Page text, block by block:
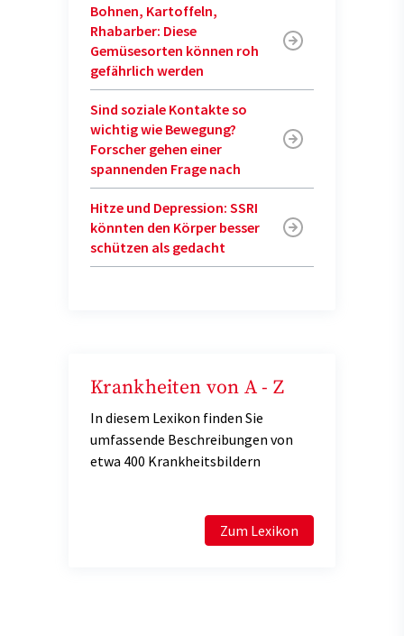
Bohnen, Kartoffeln,
Rhabarber: Diese
Gemüsesorten können roh
gefährlich werden
Sind soziale Kontakte so
wichtig wie Bewegung?
Forscher gehen einer
spannenden Frage nach
Hitze und Depression: SSRI
könnten den Körper besser
schützen als gedacht
Krankheiten von A - Z
In diesem Lexikon finden Sie
umfassende Beschreibungen von
etwa 400 Krankheitsbildern
Zum Lexikon